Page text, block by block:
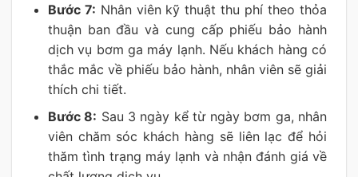
Bước 7: Nhân viên kỹ thuật thu phí theo thỏa
thuận ban đầu và cung cấp phiếu bảo hành
dịch vụ bơm ga máy lạnh. Nếu khách hàng có
thắc mắc về phiếu bảo hành, nhân viên sẽ giải
thích chi tiết.
Bước 8: Sau 3 ngày kể từ ngày bơm ga, nhân
viên chăm sóc khách hàng sẽ liên lạc để hỏi
thăm tình trạng máy lạnh và nhận đánh giá về